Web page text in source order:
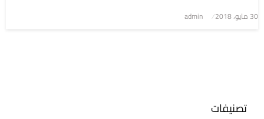
نُشر
30 مايو، 2018 admin
تصنيفات